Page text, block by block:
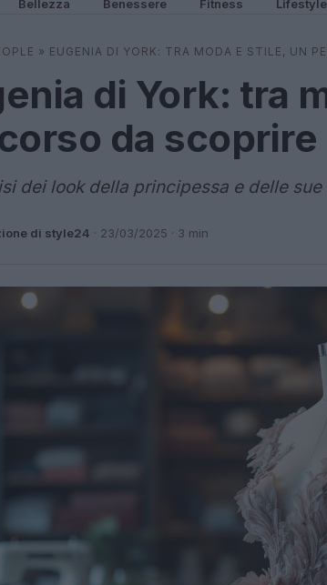
Bellezza Benessere Fitness Lifestyle
» EUGENIA DI YORK: TRA MODA E STILE, UN
di York: tra
da scoprire
dei look della principessa e delle
di style24 · 23/03/2025 · 3 min